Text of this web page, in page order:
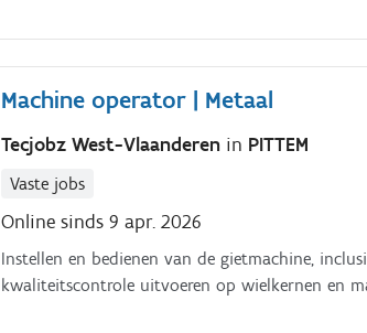
Machine operator | Metaal
Tecjobz West-Vlaanderen in PITTEM
Vaste jobs
Online sinds 9 apr. 2026
Instellen en bedienen van de gietmachine,
kwaliteitscontrole uitvoeren op wielkernen en